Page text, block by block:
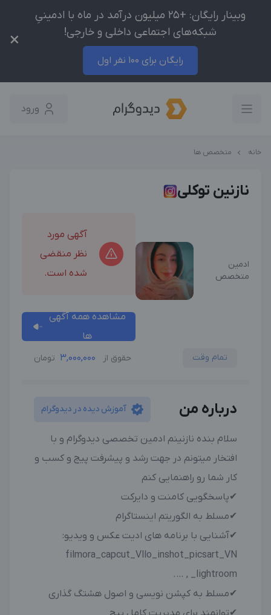
وبینار رایگان: +25 میلیون درآمد در ماه با ادمینیِ
شبکه‌های اجتماعی داخلی و خارجی!
رایگان برای 100 نفر اول
×
ورود
خانه متخصص ها
نازنین توکلی
ادمین
متخصص
آگهی مورد
نظر منقضی
شده است.
مشاهده همه آگهی
ها
تمام وقت حقوق از 3,000,000 تومان
درباره من آموزش دیده در دیدوگرام
سلام بنده نازنینم ادمین تخصصی دیدوگرام و با
افتخار میتونم در جهت رشد و پیشرفت پیج و کسب و
کار شما رو راهنمایی کنم
✔پاسخگویی کامنت و دایرکت
✔مسلط به الگوریتم اینستاگرام
✔آشنایی با برنامه های ادیت عکس و ویدیو:
filmora_capcut_Vllo_inshot_picsart_VN
_lightroom , ….
✔مسلط به کپشن نویسی و اصول هشتگ گذاری